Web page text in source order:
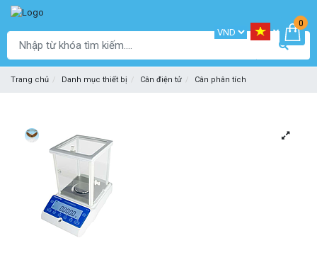
0
Trang chủ Danh mục thiết bị Cân điện tử Cân phân tích